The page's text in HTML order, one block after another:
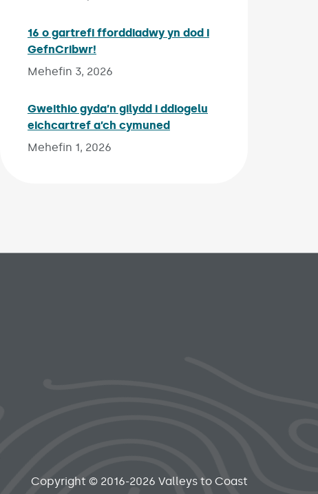
16 o gartrefi fforddiadwy yn dod i
GefnCribwr!
Mehefin 3, 2026
Gweithio gyda’n gilydd i ddiogelu
eichcartref a’ch cymunedPublished on:
Mehefin 1, 2026
Copyright © 2016-2026 Valleys to Coast